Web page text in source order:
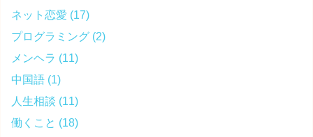
ネット恋愛 (17)
プログラミング (2)
メンヘラ (11)
中国語 (1)
人生相談 (11)
働くこと (18)